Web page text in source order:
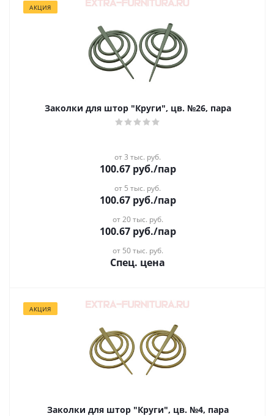
АКЦИЯ
Заколки для штор "Круги", цв. №26, пара
от 3 тыс. руб.
100.67руб./пар
от 5 тыс. руб.
100.67руб./пар
от 20 тыс. руб.
100.67руб./пар
от 50 тыс. руб.
Спец. цена
АКЦИЯ
Заколки для штор "Круги", цв. №4, пара